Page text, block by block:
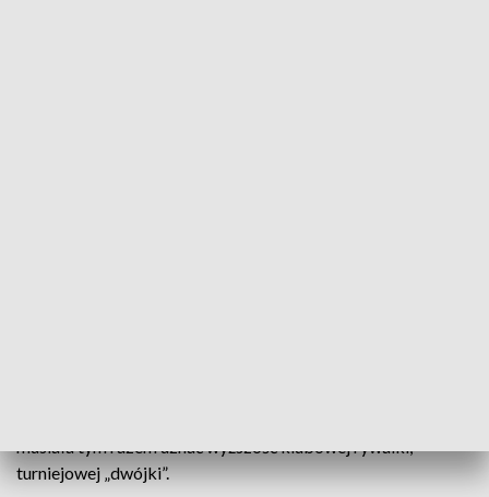
musiała tym razem uznać wyższość klubowej rywalki,
turniejowej „dwójki”.